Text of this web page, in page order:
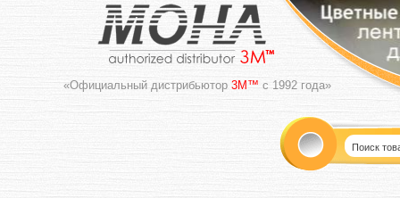
«Официальный дистрибьютор 3M™ с 1992 года»